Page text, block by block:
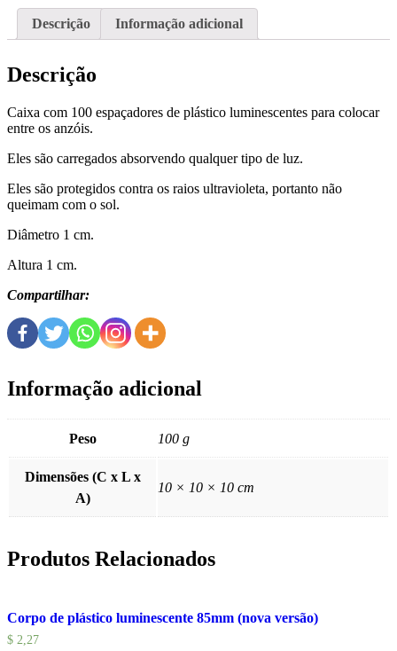
Descrição Informação adicional
Descrição
Caixa com 100 espaçadores de plástico luminescentes para colocar
entre os anzóis.
Eles são carregados absorvendo qualquer tipo de luz.
Eles são protegidos contra os raios ultravioleta, portanto não
queimam com o sol.
Diâmetro 1 cm.
Altura 1 cm.
Compartilhar:
Informação adicional
Peso 100 g
Dimensões (C x L x
A)
10 × 10 × 10 cm
Produtos Relacionados
Corpo de plástico luminescente 85mm (nova versão)
$ 2,27